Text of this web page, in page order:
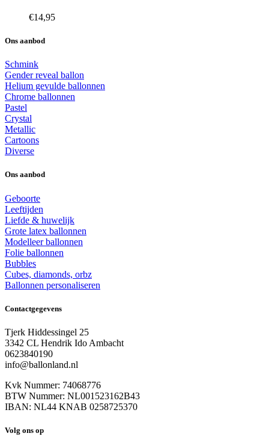
€14,95
Ons aanbod
Schmink
Gender reveal ballon
Helium gevulde ballonnen
Chrome ballonnen
Pastel
Crystal
Metallic
Cartoons
Diverse
Ons aanbod
Geboorte
Leeftijden
Liefde & huwelijk
Grote latex ballonnen
Modelleer ballonnen
Folie ballonnen
Bubbles
Cubes, diamonds, orbz
Ballonnen personaliseren
Contactgegevens
Tjerk Hiddessingel 25
3342 CL Hendrik Ido Ambacht
0623840190
info@ballonland.nl
Kvk Nummer: 74068776
BTW Nummer: NL001523162B43
IBAN: NL44 KNAB 0258725370
Volg ons op